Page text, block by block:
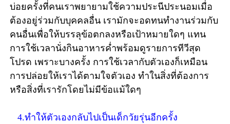
บ่อยครั้งที่คนเราพยายามใช้ความประนีประนอมเมื่อ
ต้องอยู่ร่วมกับบุคคลอื่น เรามักจะอดทนทำงานร่วมกับ
คนอื่นเพื่อให้บรรลุข้อตกลงหรือเป้าหมายใดๆ แทน
การใช้เวลานั่งกินอาหารค่ำพร้อมดูรายการทีวีสุด
โปรด เพราะบางครั้ง การใช้เวลากับตัวเองก็เหมือน
การปล่อยให้เราได้ตามใจตัวเอง ทำในสิ่งที่ต้องการ
หรือสิ่งที่เรารักโดยไม่มีข้อแม้ใดๆ
4.ทำให้ตัวเองกลับไปเป็นเด็กวัยรุ่นอีกครั้ง